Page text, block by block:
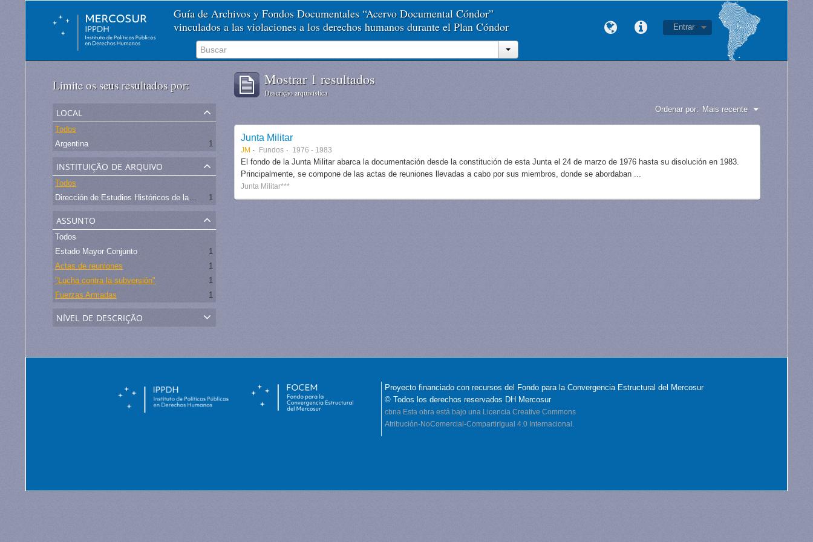
Guía de Archivos y Fondos Documentales “Acervo Documental Cóndor”
vinculados a las violaciones a los derechos humanos durante el Plan Cóndor
Entrar
Limite os seus resultados por:
local
Todos
Argentina
1
instituição de arquivo
Todos
Dirección de Estudios Históricos de la Fuerza Aérea
1
assunto
Todos
Estado Mayor Conjunto
1
Actas de reuniones
1
"Lucha contra la subversión"
1
Fuerzas Armadas
1
nível de descrição
Mostrar 1 resultados
Descrição arquivística
Ordenar por: Mais recente
Junta Militar
JM Fundos 1976 - 1983
El fondo de la Junta Militar abarca la documentación desde la constitución de esta Junta el 24 de marzo de 1976 hasta su disolución en 1983.
Principalmente, se compone de las actas de reuniones llevadas a cabo por sus miembros, donde se abordaban ...
Junta Militar***
Proyecto financiado con recursos del Fondo para la Convergencia Estructural del Mercosur
© Todos los derechos reservados DH Mercosur
cbna Esta obra está bajo una Licencia Creative Commons
Atribución-NoComercial-CompartirIgual 4.0 Internacional.